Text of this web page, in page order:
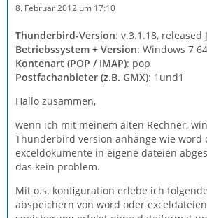
8. Februar 2012 um 17:10
Thunderbird-Version: v.3.1.18, released
Betriebssystem + Version: Windows 7
Kontenart (POP / IMAP): pop
Postfachanbieter (z.B. GMX): 1und1
Hallo zusammen,
wenn ich mit meinem alten Rechner,
Thunderbird version anhänge wie word
exceldokumente in eigene dateien
das kein problem.
Mit o.s. konfiguration erlebe ich
abspeichern von word oder